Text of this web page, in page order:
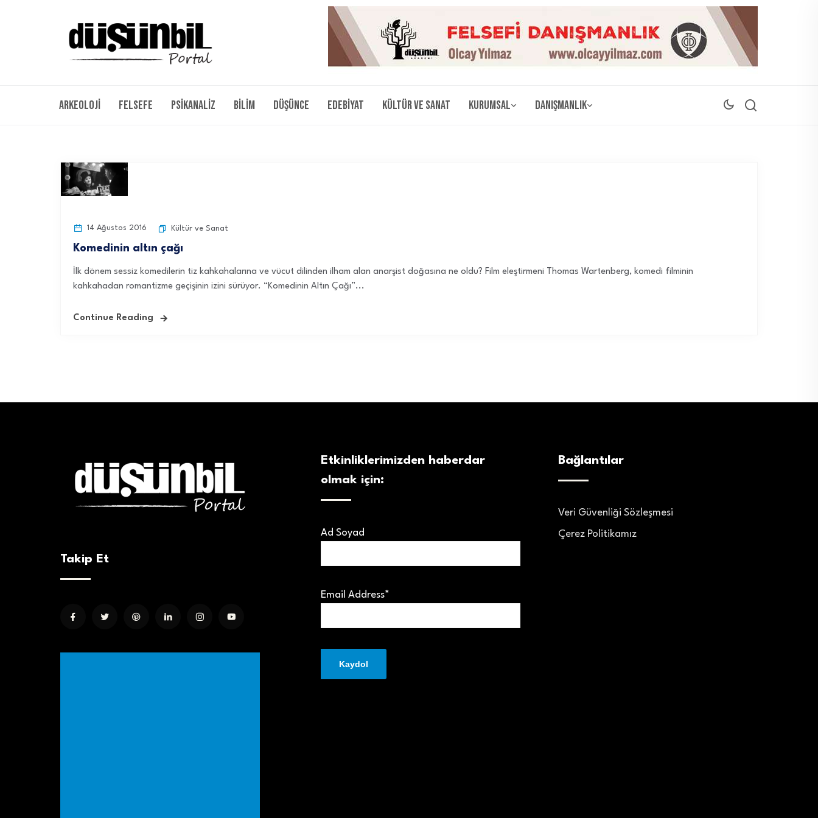
Arkeoloji Felsefe Psikanaliz Bilim Düşünce Edebiyat Kültür ve Sanat Kurumsal Danışmanlık
14 Ağustos 2016 Kültür ve Sanat
Komedinin altın çağı
İlk dönem sessiz komedilerin tiz kahkahalarına ve vücut dilinden ilham alan anarşist doğasına ne oldu? Film eleştirmeni Thomas Wartenberg, komedi filminin
kahkahadan romantizme geçişinin izini sürüyor. “Komedinin Altın Çağı”...
Continue Reading
Takip Et
Etkinliklerimizden haberdar
olmak için:
Ad Soyad
Email Address*
Bağlantılar
Veri Güvenliği Sözleşmesi
Çerez Politikamız